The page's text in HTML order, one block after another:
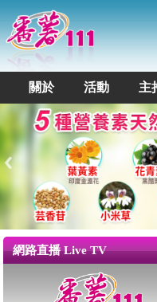
關於 活動 主
網路直播 Live TV